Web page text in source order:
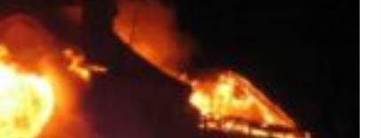
16 DPD tak
Properti Rp34,5
Mangkrak,
Jadi Biang Keladi
Himbara senilai Rp276 triliun,
mendorong ekspansi kredit masif
Sektor Konstruksi Jadi
Bintang Baru Berkat